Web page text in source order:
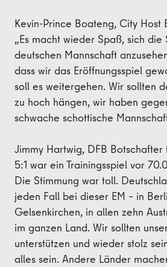
Kevin-Prince Boateng, City Host
„Es macht wieder Spaß, sich
deutschen Mannschaft
dass wir das Eröffnungsspiel
soll es weitergehen. Wir sollten
zu hoch hängen, wir haben
schwache schottische
Jimmy Hartwig, DFB Botschafter
5:1 war ein Trainingsspiel vor
Die Stimmung war toll.
jeden Fall bei dieser EM – in
Gelsenkirchen, in allen zehn
im ganzen Land. Wir sollten
unterstützen und wieder stolz
alles sein. Andere Länder